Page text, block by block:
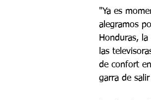
"Ya es
alegramos
Honduras,
las
de confort
garra de